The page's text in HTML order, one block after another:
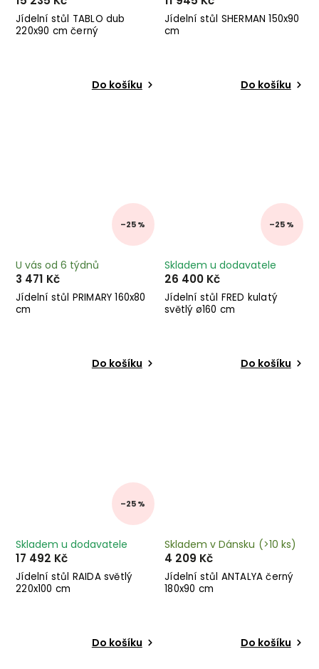
Jídelní stůl TABLO dub
220x90 cm černý
Do košíku
Jídelní stůl SHERMAN 150x90
cm
Do košíku
–25 %
Jídelní stůl PRIMARY 160x80
cm
U vás od 6 týdnů
3 471 Kč
Do košíku
–25 %
Jídelní stůl FRED kulatý
světlý ø160 cm
Skladem u dodavatele
26 400 Kč
Do košíku
–25 %
Jídelní stůl RAIDA světlý
220x100 cm
Skladem u dodavatele
17 492 Kč
Do košíku
Jídelní stůl ANTALYA černý
180x90 cm
Skladem v Dánsku (>10 ks)
4 209 Kč
Do košíku